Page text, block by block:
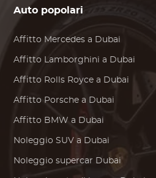
Auto popolari
Affitto Mercedes a Dubai
Affitto Lamborghini a Dubai
Affitto Rolls Royce a Dubai
Affitto Porsche a Dubai
Affitto BMW a Dubai
Noleggio SUV a Dubai
Noleggio supercar Dubai